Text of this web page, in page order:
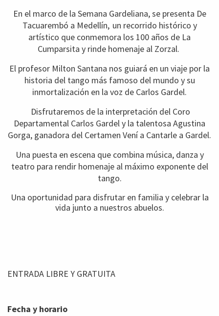
En el marco de la Semana Gardeliana, se presenta De
Tacuarembó a Medellín, un recorrido histórico y
artístico que conmemora los 100 años de La
Cumparsita y rinde homenaje al Zorzal.
El profesor Milton Santana nos guiará en un viaje por la
historia del tango más famoso del mundo y su
inmortalización en la voz de Carlos Gardel.
Disfrutaremos de la interpretación del Coro
Departamental Carlos Gardel y la talentosa Agustina
Gorga, ganadora del Certamen Vení a Cantarle a Gardel.
Una puesta en escena que combina música, danza y
teatro para rendir homenaje al máximo exponente del
tango.
Una oportunidad para disfrutar en familia y celebrar la
vida junto a nuestros abuelos.
ENTRADA LIBRE Y GRATUITA
Fecha y horario